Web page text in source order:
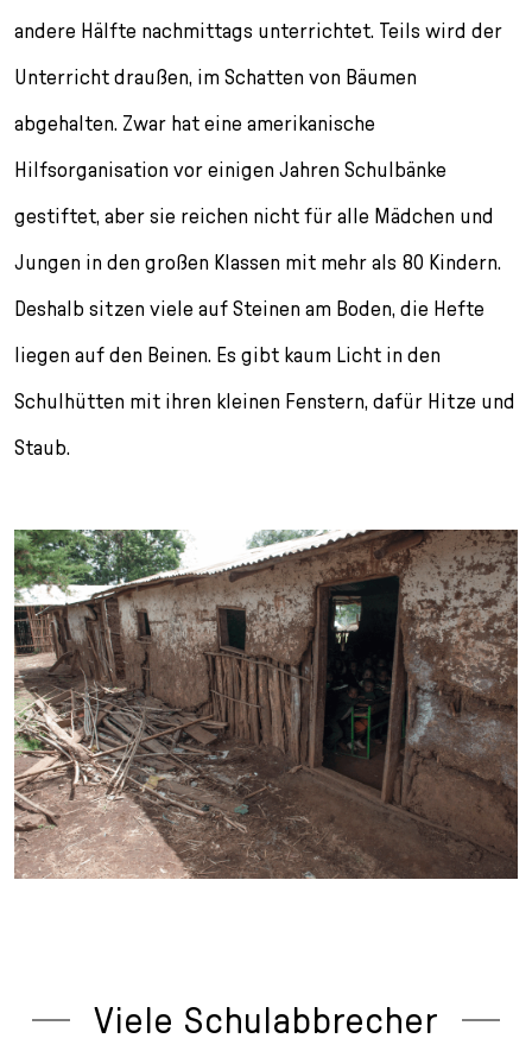
andere Hälfte nachmittags unterrichtet. Teils wird der
Unterricht draußen, im Schatten von Bäumen
abgehalten. Zwar hat eine amerikanische
Hilfsorganisation vor einigen Jahren Schulbänke
gestiftet, aber sie reichen nicht für alle Mädchen und
Jungen in den großen Klassen mit mehr als 80 Kindern.
Deshalb sitzen viele auf Steinen am Boden, die Hefte
liegen auf den Beinen. Es gibt kaum Licht in den
Schulhütten mit ihren kleinen Fenstern, dafür Hitze und
Staub.
Viele Schulabbrecher